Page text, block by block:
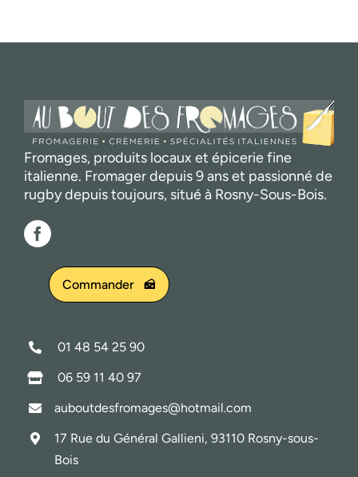
Fromages, produits locaux et épicerie fine
italienne. Fromager depuis 9 ans et passionné de
rugby depuis toujours, situé à Rosny-Sous-Bois.
Commander
01 48 54 25 90
06 59 11 40 97
auboutdesfromages@hotmail.com
17 Rue du Général Gallieni, 93110 Rosny-sous-
Bois